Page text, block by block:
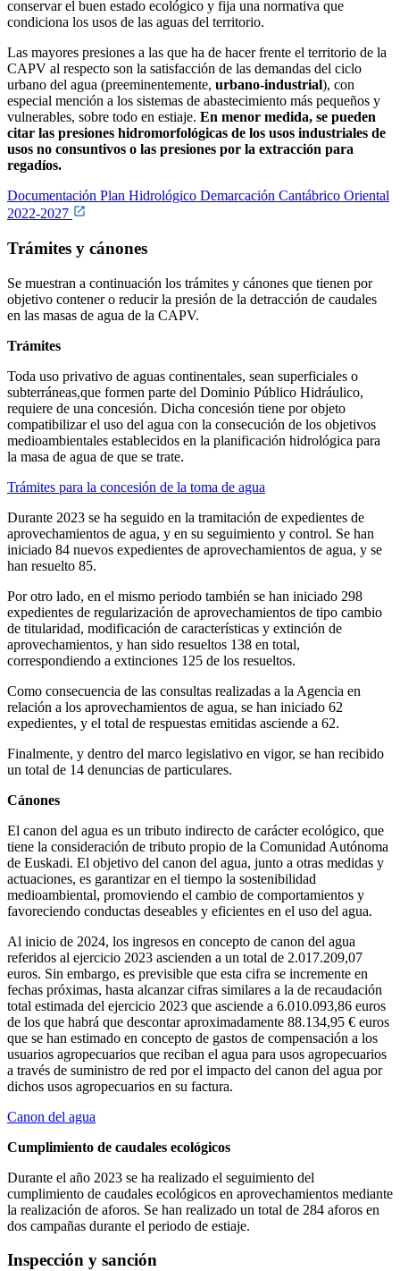
conservar el buen estado ecológico y fija una normativa que
condiciona los usos de las aguas del territorio.
Las mayores presiones a las que ha de hacer frente el territorio de la
CAPV al respecto son la satisfacción de las demandas del ciclo
urbano del agua (preeminentemente, urbano-industrial), con
especial mención a los sistemas de abastecimiento más pequeños y
vulnerables, sobre todo en estiaje. En menor medida, se pueden
citar las presiones hidromorfológicas de los usos industriales de
usos no consuntivos o las presiones por la extracción para
regadíos.
Documentación Plan Hidrológico Demarcación Cantábrico Oriental
2022-2027
Trámites y cánones
Se muestran a continuación los trámites y cánones que tienen por
objetivo contener o reducir la presión de la detracción de caudales
en las masas de agua de la CAPV.
Trámites
Toda uso privativo de aguas continentales, sean superficiales o
subterráneas,que formen parte del Dominio Público Hidráulico,
requiere de una concesión. Dicha concesión tiene por objeto
compatibilizar el uso del agua con la consecución de los objetivos
medioambientales establecidos en la planificación hidrológica para
la masa de agua de que se trate.
Trámites para la concesión de la toma de agua
Durante 2023 se ha seguido en la tramitación de expedientes de
aprovechamientos de agua, y en su seguimiento y control. Se han
iniciado 84 nuevos expedientes de aprovechamientos de agua, y se
han resuelto 85.
Por otro lado, en el mismo periodo también se han iniciado 298
expedientes de regularización de aprovechamientos de tipo cambio
de titularidad, modificación de características y extinción de
aprovechamientos, y han sido resueltos 138 en total,
correspondiendo a extinciones 125 de los resueltos.
Como consecuencia de las consultas realizadas a la Agencia en
relación a los aprovechamientos de agua, se han iniciado 62
expedientes, y el total de respuestas emitidas asciende a 62.
Finalmente, y dentro del marco legislativo en vigor, se han recibido
un total de 14 denuncias de particulares.
Cánones
El canon del agua es un tributo indirecto de carácter ecológico, que
tiene la consideración de tributo propio de la Comunidad Autónoma
de Euskadi. El objetivo del canon del agua, junto a otras medidas y
actuaciones, es garantizar en el tiempo la sostenibilidad
medioambiental, promoviendo el cambio de comportamientos y
favoreciendo conductas deseables y eficientes en el uso del agua.
Al inicio de 2024, los ingresos en concepto de canon del agua
referidos al ejercicio 2023 ascienden a un total de 2.017.209,07
euros. Sin embargo, es previsible que esta cifra se incremente en
fechas próximas, hasta alcanzar cifras similares a la de recaudación
total estimada del ejercicio 2023 que asciende a 6.010.093,86 euros
de los que habrá que descontar aproximadamente 88.134,95 € euros
que se han estimado en concepto de gastos de compensación a los
usuarios agropecuarios que reciban el agua para usos agropecuarios
a través de suministro de red por el impacto del canon del agua por
dichos usos agropecuarios en su factura.
Canon del agua
Cumplimiento de caudales ecológicos
Durante el año 2023 se ha realizado el seguimiento del
cumplimiento de caudales ecológicos en aprovechamientos mediante
la realización de aforos. Se han realizado un total de 284 aforos en
dos campañas durante el periodo de estiaje.
Inspección y sanción